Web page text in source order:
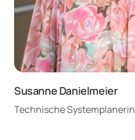
Susanne Danielmeier
Technische Systemplanerin